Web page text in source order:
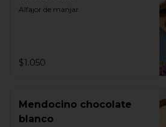
Alfajor de manjar
$1.050
Mendocino chocolate
blanco